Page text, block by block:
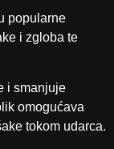
popularne
i zgloba te
i smanjuje
omogućava
tokom udarca.